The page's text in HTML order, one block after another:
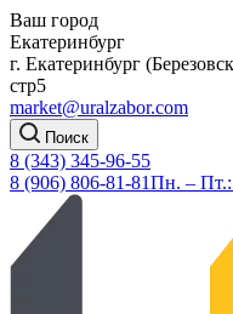
Ваш город
Екатеринбург
г. Екатеринбург
стр5
market@uralzabor.com
Поиск
8 (343) 345-96-55
8 (906) 806-81-81Пн. – Пт.: